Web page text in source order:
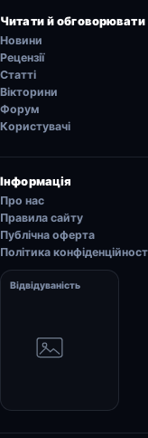
Читати й обговорювати
Новини
Рецензії
Статті
Вікторини
Форум
Користувачі
Інформація
Про нас
Правила сайту
Публічна оферта
Політика
Відвідуваність